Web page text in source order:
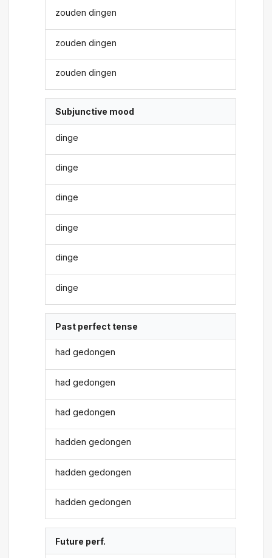
zouden dingen
zouden dingen
zouden dingen
Subjunctive mood
dinge
dinge
dinge
dinge
dinge
dinge
Past perfect tense
had gedongen
had gedongen
had gedongen
hadden gedongen
hadden gedongen
hadden gedongen
Future perf.